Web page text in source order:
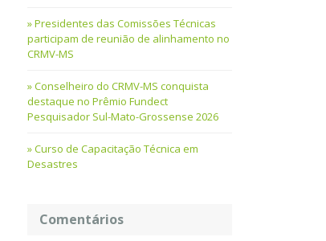
Presidentes das Comissões Técnicas
participam de reunião de alinhamento no
CRMV-MS
Conselheiro do CRMV-MS conquista
destaque no Prêmio Fundect
Pesquisador Sul-Mato-Grossense 2026
Curso de Capacitação Técnica em
Desastres
Comentários